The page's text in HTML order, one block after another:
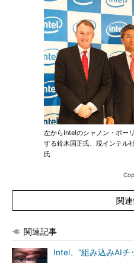
左からIntelのシャノン・ポー
する鈴木国正氏、現インテル
氏
関
関連記事
Intel、“組み込みAIチ